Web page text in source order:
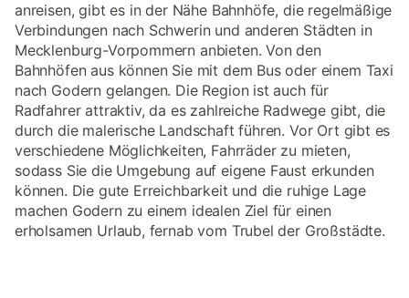
anreisen, gibt es in der Nähe Bahnhöfe, die regelmäßige
Verbindungen nach Schwerin und anderen Städten in
Mecklenburg-Vorpommern anbieten. Von den
Bahnhöfen aus können Sie mit dem Bus oder einem Taxi
nach Godern gelangen. Die Region ist auch für
Radfahrer attraktiv, da es zahlreiche Radwege gibt, die
durch die malerische Landschaft führen. Vor Ort gibt es
verschiedene Möglichkeiten, Fahrräder zu mieten,
sodass Sie die Umgebung auf eigene Faust erkunden
können. Die gute Erreichbarkeit und die ruhige Lage
machen Godern zu einem idealen Ziel für einen
erholsamen Urlaub, fernab vom Trubel der Großstädte.